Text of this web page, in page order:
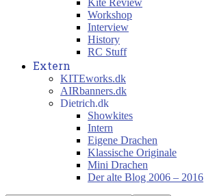
Kite Review
Workshop
Interview
History
RC Stuff
Extern
KITEworks.dk
AIRbanners.dk
Dietrich.dk
Showkites
Intern
Eigene Drachen
Klassische Originale
Mini Drachen
Der alte Blog 2006 – 2016